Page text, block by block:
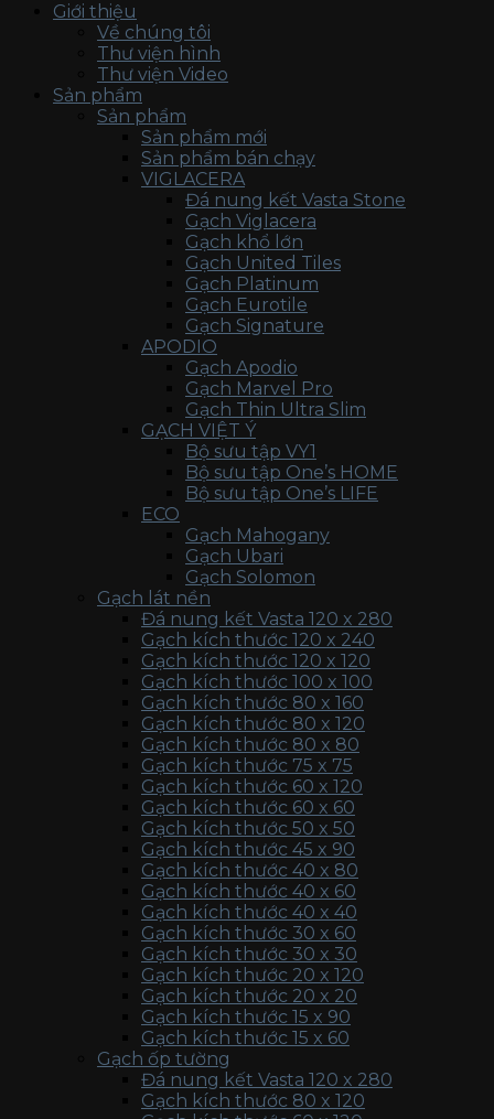
Giới thiệu
Về chúng tôi
Thư viện hình
Thư viện Video
Sản phẩm
Sản phẩm
Sản phẩm mới
Sản phẩm bán chạy
VIGLACERA
Đá nung kết Vasta Stone
Gạch Viglacera
Gạch khổ lớn
Gạch United Tiles
Gạch Platinum
Gạch Eurotile
Gạch Signature
APODIO
Gạch Apodio
Gạch Marvel Pro
Gạch Thin Ultra Slim
GẠCH VIỆT Ý
Bộ sưu tập VY1
Bộ sưu tập One’s HOME
Bộ sưu tập One’s LIFE
ECO
Gạch Mahogany
Gạch Ubari
Gạch Solomon
Gạch lát nền
Đá nung kết Vasta 120 x 280
Gạch kích thước 120 x 240
Gạch kích thước 120 x 120
Gạch kích thước 100 x 100
Gạch kích thước 80 x 160
Gạch kích thước 80 x 120
Gạch kích thước 80 x 80
Gạch kích thước 75 x 75
Gạch kích thước 60 x 120
Gạch kích thước 60 x 60
Gạch kích thước 50 x 50
Gạch kích thước 45 x 90
Gạch kích thước 40 x 80
Gạch kích thước 40 x 60
Gạch kích thước 40 x 40
Gạch kích thước 30 x 60
Gạch kích thước 30 x 30
Gạch kích thước 20 x 120
Gạch kích thước 20 x 20
Gạch kích thước 15 x 90
Gạch kích thước 15 x 60
Gạch ốp tường
Đá nung kết Vasta 120 x 280
Gạch kích thước 80 x 120